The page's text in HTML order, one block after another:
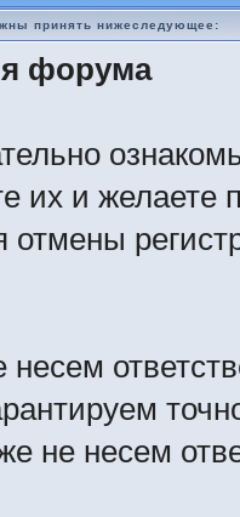
принять нижеследующее:
форума
их и желаете
отмены
не несем